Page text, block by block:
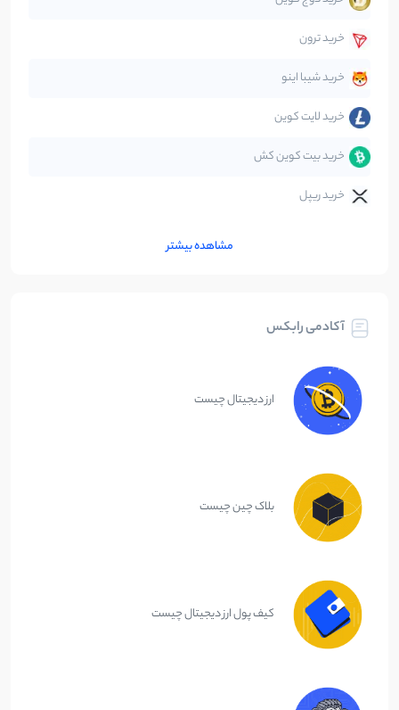
قانون‌گذاری
متاورس
خرید ترون
خرید شیبا اینو
خرید لایت کوین
خرید بیت کوین کش
خرید ریپل
مشاهده بیشتر
آکادمی رابکس
ارز دیجیتال چیست
بلاک چین چیست
کیف پول ارز دیجیتال چیست